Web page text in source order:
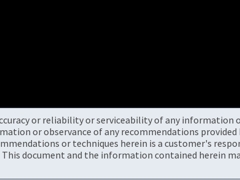
or reliability or serviceability of any
or observance of any recommendations
or techniques herein is a customer's
document and the information contained herein